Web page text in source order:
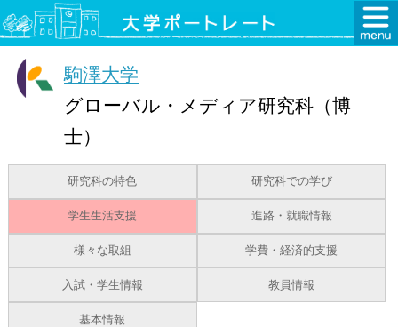
駒澤大学
グローバル・メディア研究科（博
士）
研究科の特色 研究科での学び
学生生活支援 進路・就職情報
様々な取組 学費・経済的支援
入試・学生情報 教員情報
基本情報